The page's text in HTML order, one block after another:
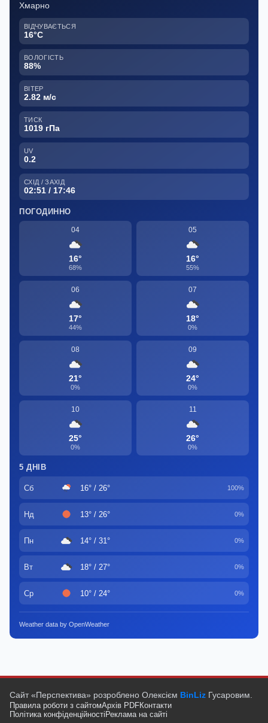
Хмарно
ВІДЧУВАЄТЬСЯ
16°C
ВОЛОГІСТЬ
88%
ВІТЕР
2.82 м/с
ТИСК
1019 гПа
UV
0.2
СХІД / ЗАХІД
02:51 / 17:46
ПОГОДИННО
04
16°
68%
05
16°
55%
06
17°
44%
07
18°
0%
08
21°
0%
09
24°
0%
10
25°
0%
11
26°
0%
5 ДНІВ
Сб 16° / 26° 100%
Нд 13° / 26° 0%
Пн 14° / 31° 0%
Вт 18° / 27° 0%
Ср 10° / 24° 0%
Weather data by OpenWeather
Сайт «Перспектива» розроблено Олексієм BinLiz Гусаровим.
Правила роботи з сайтомАрхів PDFКонтакти
Політика конфіденційності Реклама на сайті